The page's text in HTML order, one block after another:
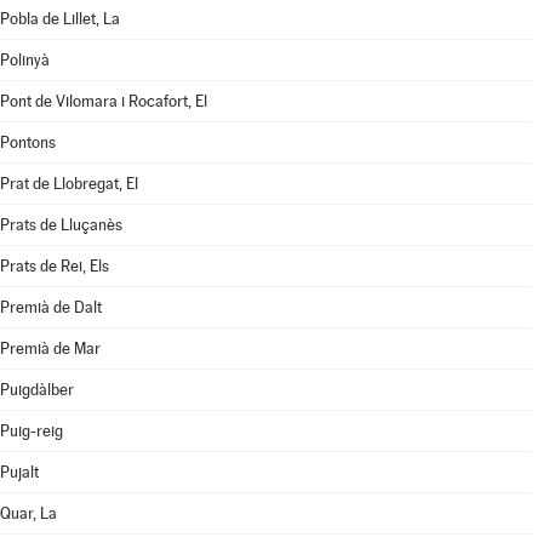
Pobla de Lillet, La
Polinyà
Pont de Vilomara i Rocafort, El
Pontons
Prat de Llobregat, El
Prats de Lluçanès
Prats de Rei, Els
Premià de Dalt
Premià de Mar
Puigdàlber
Puig-reig
Pujalt
Quar, La